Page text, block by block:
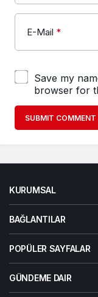
E-Mail *
Save my
browser for
SUBMIT COMMENT
KURUMSAL
BAĞLANTILAR
POPÜLER SAYFALAR
GÜNDEME DAIR